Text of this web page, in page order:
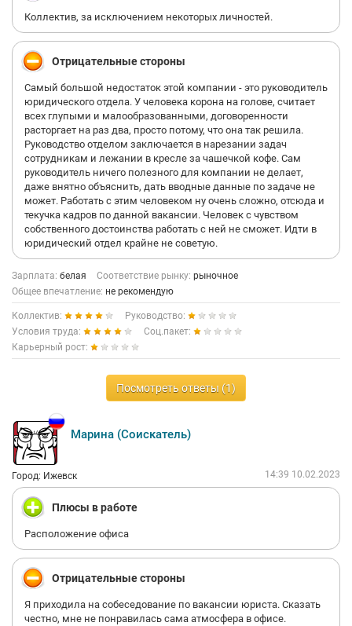
Коллектив, за исключением некоторых личностей.
Отрицательные стороны
Самый большой недостаток этой компании - это руководитель
юридического отдела. У человека корона на голове, считает
всех глупыми и малообразованными, договоренности
расторгает на раз два, просто потому, что она так решила.
Руководство отделом заключается в нарезании задач
сотрудникам и лежании в кресле за чашечкой кофе. Сам
руководитель ничего полезного для компании не делает,
даже внятно объяснить, дать вводные данные по задаче не
может. Работать с этим человеком ну очень сложно, отсюда и
текучка кадров по данной вакансии. Человек с чувством
собственного достоинства работать с ней не сможет. Идти в
юридический отдел крайне не советую.
Зарплата: белая Соответствие рынку: рыночное
Общее впечатление: не рекомендую
Коллектив:
Руководство:
Условия труда:
Соц.пакет:
Карьерный рост:
Посмотреть ответы (1)
Марина (Соискатель)
Город: Ижевск 14:39 10.02.2023
Плюсы в работе
Расположение офиса
Отрицательные стороны
Я приходила на собеседование по вакансии юриста. Сказать
честно, мне не понравилась сама атмосфера в офисе.